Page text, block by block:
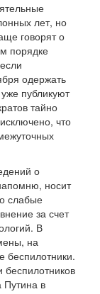
лет, но
говорят о
порядке
одержать
публикуют
тайно
что
о
носит
слабые
за счет
В
на
беспилотники.
беспилотников
Путина в